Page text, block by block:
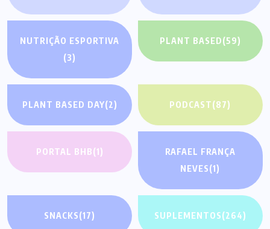
NUTRIÇÃO ESPORTIVA
(3)
PLANT BASED(59)
PLANT BASED DAY(2) PODCAST(87)
PORTAL BHB(1)
RAFAEL FRANÇA
NEVES(1)
SNACKS(17) SUPLEMENTOS(264)